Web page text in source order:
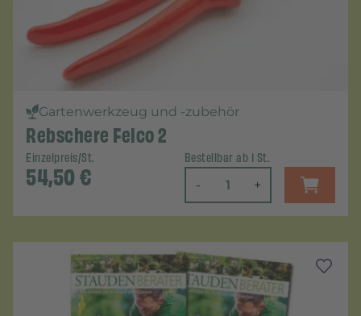
Gartenwerkzeug und -zubehör
Rebschere Felco 2
Einzelpreis/St.
54,50€
Bestellbar ab 1 St.
- +